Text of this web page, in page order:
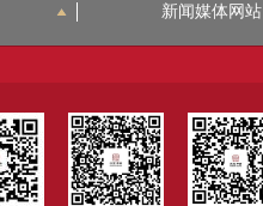
新闻媒体网站